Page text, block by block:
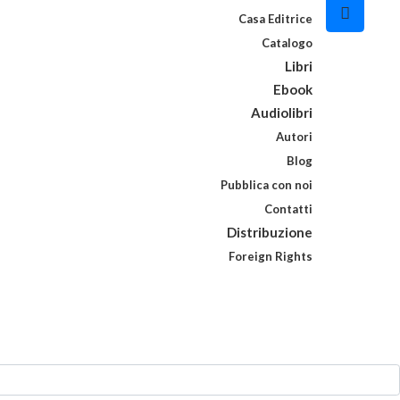
Casa Editrice
Catalogo
Libri
Ebook
Audiolibri
Autori
Blog
Pubblica con noi
Contatti
Distribuzione
Foreign Rights